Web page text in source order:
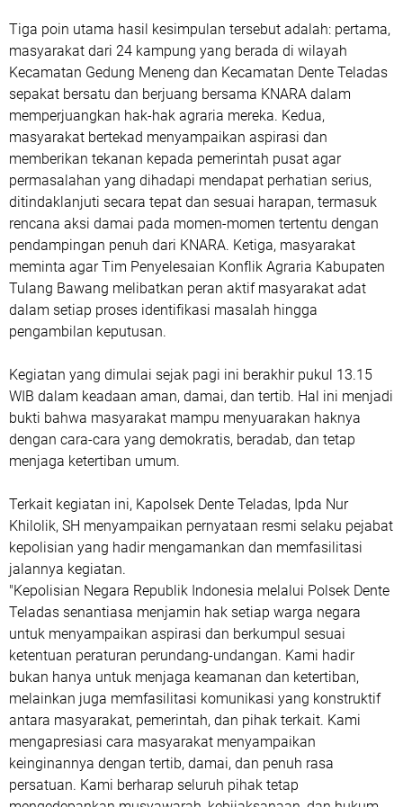
Tiga poin utama hasil kesimpulan tersebut adalah: pertama,
masyarakat dari 24 kampung yang berada di wilayah
Kecamatan Gedung Meneng dan Kecamatan Dente Teladas
sepakat bersatu dan berjuang bersama KNARA dalam
memperjuangkan hak-hak agraria mereka. Kedua,
masyarakat bertekad menyampaikan aspirasi dan
memberikan tekanan kepada pemerintah pusat agar
permasalahan yang dihadapi mendapat perhatian serius,
ditindaklanjuti secara tepat dan sesuai harapan, termasuk
rencana aksi damai pada momen-momen tertentu dengan
pendampingan penuh dari KNARA. Ketiga, masyarakat
meminta agar Tim Penyelesaian Konflik Agraria Kabupaten
Tulang Bawang melibatkan peran aktif masyarakat adat
dalam setiap proses identifikasi masalah hingga
pengambilan keputusan.
Kegiatan yang dimulai sejak pagi ini berakhir pukul 13.15
WIB dalam keadaan aman, damai, dan tertib. Hal ini menjadi
bukti bahwa masyarakat mampu menyuarakan haknya
dengan cara-cara yang demokratis, beradab, dan tetap
menjaga ketertiban umum.
Terkait kegiatan ini, Kapolsek Dente Teladas, Ipda Nur
Khilolik, SH menyampaikan pernyataan resmi selaku pejabat
kepolisian yang hadir mengamankan dan memfasilitasi
jalannya kegiatan.
"Kepolisian Negara Republik Indonesia melalui Polsek Dente
Teladas senantiasa menjamin hak setiap warga negara
untuk menyampaikan aspirasi dan berkumpul sesuai
ketentuan peraturan perundang-undangan. Kami hadir
bukan hanya untuk menjaga keamanan dan ketertiban,
melainkan juga memfasilitasi komunikasi yang konstruktif
antara masyarakat, pemerintah, dan pihak terkait. Kami
mengapresiasi cara masyarakat menyampaikan
keinginannya dengan tertib, damai, dan penuh rasa
persatuan. Kami berharap seluruh pihak tetap